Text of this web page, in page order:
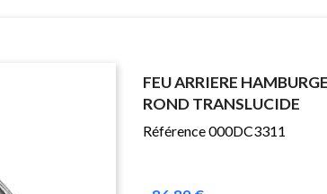
FEU ARRIERE
ROND TRANSLUCIDE
Référence 000DC3311